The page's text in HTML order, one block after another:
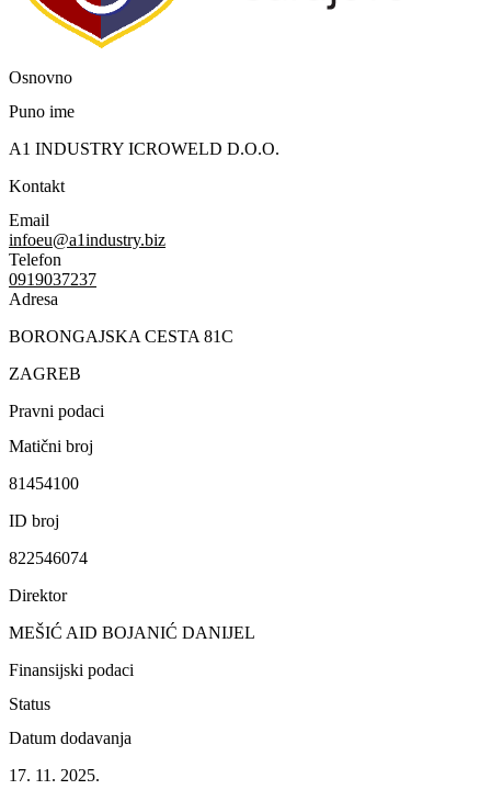
Osnovno
Puno ime
A1 INDUSTRY ICROWELD D.O.O.
Kontakt
Email
infoeu@a1industry.biz
Telefon
0919037237
Adresa
BORONGAJSKA CESTA 81C
ZAGREB
Pravni podaci
Matični broj
81454100
ID broj
822546074
Direktor
MEŠIĆ AID BOJANIĆ DANIJEL
Finansijski podaci
Status
Datum dodavanja
17. 11. 2025.